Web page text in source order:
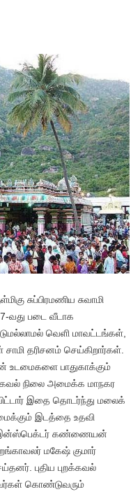
சுப்பிரமணிய சுவாமி
வது படை வீடாக
வெளி மாவட்டங்கள்,
சாமி தரிசனம் செய்கிறார்கள்.
உடமைகளை பாதுகாக்கும்
நிலை அமைக்க மாநகர
இதை தொடர்ந்து மலைக்
இடத்தை உதவி
இன்ஸ்பெக்டர் கண்ணையன்
மகேஷ் குமார்
புதிய புறக்கவல்
கொண்டுவரும்